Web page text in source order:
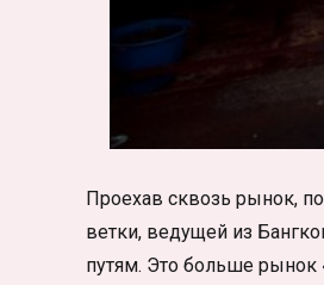
Проехав сквозь рынок,
ветки, ведущей из
путям. Это больше рынок